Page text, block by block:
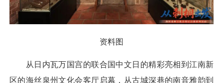
资料图
从日内瓦万国宫的联合国中文日的精彩亮相到江南新
区的海丝泉州文化会客厅启幕，从古城深巷的南音雅韵到